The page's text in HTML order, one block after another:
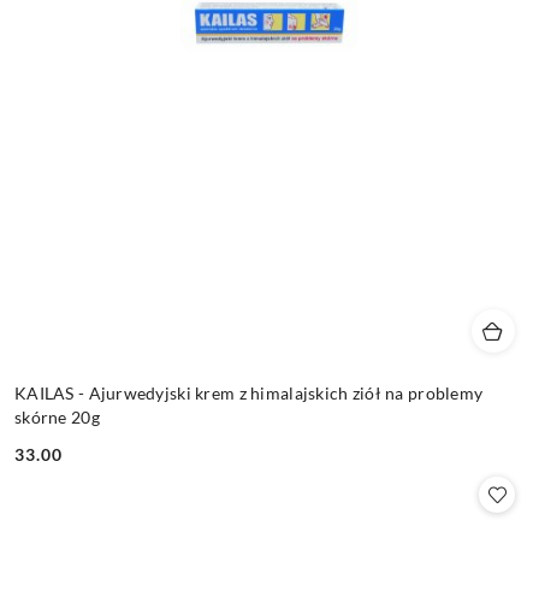
KAILAS - Ajurwedyjski krem z himalajskich ziół na problemy
skórne 20g
Cena:
33.00